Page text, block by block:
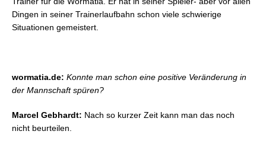
Dingen in seiner Trainerlaufbahn schon viele schwierige
Situationen gemeistert.
wormatia.de: Konnte man schon eine positive Veränderung in
der Mannschaft spüren?
Marcel Gebhardt: Nach so kurzer Zeit kann man das noch
nicht beurteilen.